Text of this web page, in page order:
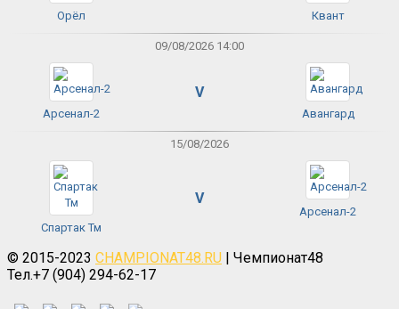
Орёл Квант
09/08/2026 14:00
Арсенал-2
V
Авангард
15/08/2026
Спартак Тм
V
Арсенал-2
© 2015-2023 CHAMPIONAT48.RU | Чемпионат48
Тел.+7 (904) 294-62-17